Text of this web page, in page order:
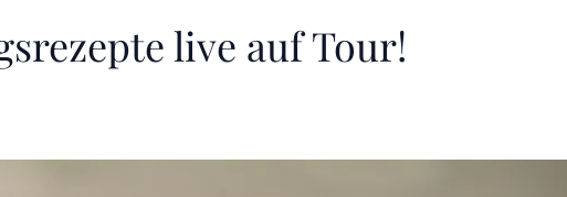
live auf Tour!